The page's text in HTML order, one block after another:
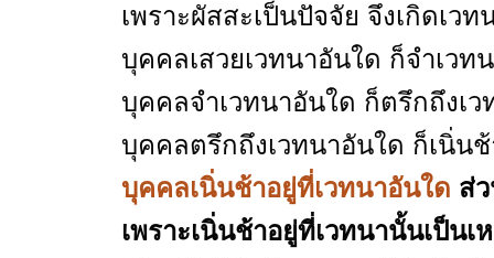
เพราะผัสสะเป็นปัจจัย จึงเกิดเวท
บุคคลเสวยเวทนาอันใด ก็จำเวท
บุคคลจำเวทนาอันใด ก็ตรึกถึงเ
บุคคลตรึกถึงเวทนาอันใด ก็เนิ่น
บุคคลเนิ่นช้าอยู่ที่เวทนาอันใด ส่
เพราะเนิ่นช้าอยู่ที่เวทนานั้นเป็นเ